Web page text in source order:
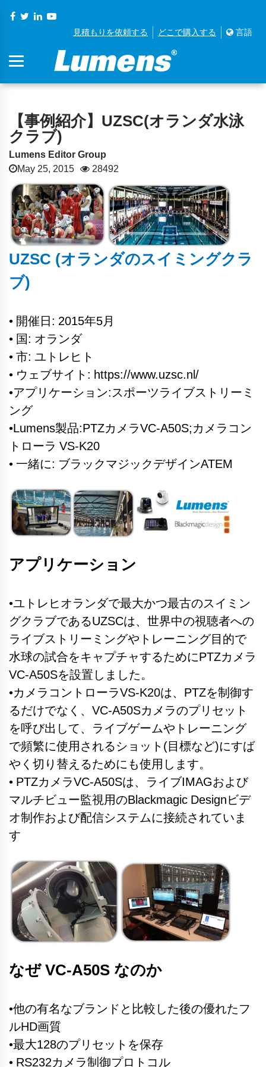
見積もりを依頼する どこで購入する 言語
【事例紹介】UZSC(オランダ水泳
クラブ)
Lumens Editor Group
May 25, 2015
28492
UZSC (オランダのスイミングクラ
ブ)
• 開催日: 2015年5月
• 国: オランダ
• 市: ユトレヒト
• ウェブサイト: https://www.uzsc.nl/
•アプリケーション:スポーツライブストリーミ
ング
•Lumens製品:PTZカメラVC-A50S;カメラコン
トローラ VS-K20
• 一緒に: ブラックマジックデザインATEM
アプリケーション
•ユトレヒオランダで最大かつ最古のスイミン
グクラブであるUZSCは、世界中の視聴者への
ライブストリーミングやトレーニング目的で
水球の試合をキャプチャするためにPTZカメラ
VC-A50Sを設置しました。
•カメラコントローラVS-K20は、PTZを制御す
るだけでなく、VC-A50Sカメラのプリセット
を呼び出して、ライブゲームやトレーニング
で頻繁に使用されるショット(目標など)にすば
やく切り替えるためにも使用します。
• PTZカメラVC-A50Sは、ライブIMAGおよび
マルチビュー監視用のBlackmagic Designビデ
オ制作および配信システムに接続されていま
す
なぜVC-A50S なのか
•他の有名なブランドと比較した後の優れたフ
ルHD画質
•最大128のプリセットを保存
• RS232カメラ制御プロトコル